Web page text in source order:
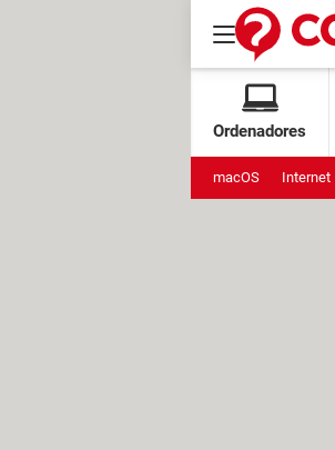
Ordenadores
macOS Internet